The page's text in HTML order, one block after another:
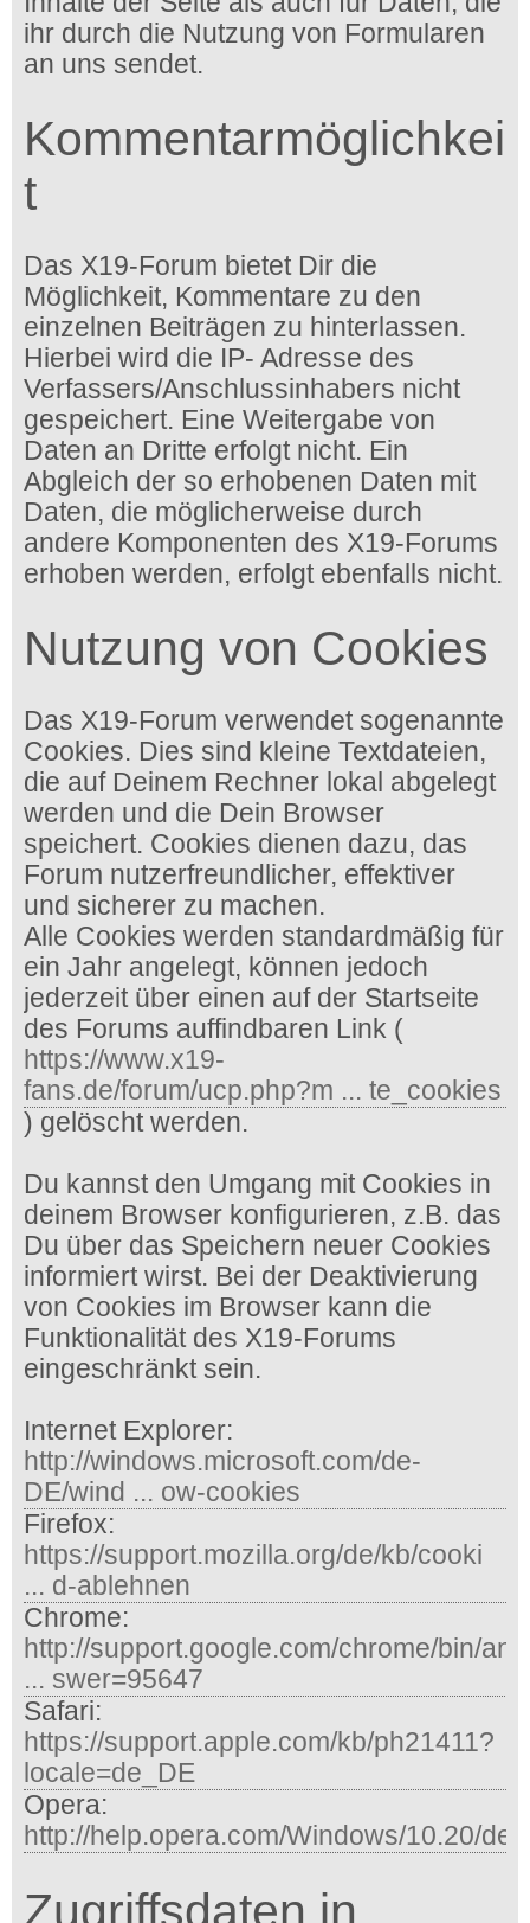
ihr durch die Nutzung von Formularen
an uns sendet.
Kommentarmöglichkei
t
Das X19-Forum bietet Dir die
Möglichkeit, Kommentare zu den
einzelnen Beiträgen zu hinterlassen.
Hierbei wird die IP- Adresse des
Verfassers/Anschlussinhabers nicht
gespeichert. Eine Weitergabe von
Daten an Dritte erfolgt nicht. Ein
Abgleich der so erhobenen Daten mit
Daten, die möglicherweise durch
andere Komponenten des X19-Forums
erhoben werden, erfolgt ebenfalls nicht.
Nutzung von Cookies
Das X19-Forum verwendet sogenannte
Cookies. Dies sind kleine Textdateien,
die auf Deinem Rechner lokal abgelegt
werden und die Dein Browser
speichert. Cookies dienen dazu, das
Forum nutzerfreundlicher, effektiver
und sicherer zu machen.
Alle Cookies werden standardmäßig für
ein Jahr angelegt, können jedoch
jederzeit über einen auf der Startseite
des Forums auffindbaren Link (
https://www.x19-
fans.de/forum/ucp.php?m ... te_cookies
) gelöscht werden.
Du kannst den Umgang mit Cookies in
deinem Browser konfigurieren, z.B. das
Du über das Speichern neuer Cookies
informiert wirst. Bei der Deaktivierung
von Cookies im Browser kann die
Funktionalität des X19-Forums
eingeschränkt sein.
Internet Explorer:
http://windows.microsoft.com/de-
DE/wind ... ow-cookies
Firefox:
https://support.mozilla.org/de/kb/cooki
... d-ablehnen
Chrome:
http://support.google.com/chrome/bin/an
... swer=95647
Safari:
https://support.apple.com/kb/ph21411?
locale=de_DE
Opera:
http://help.opera.com/Windows/10.20/de/
Zugriffsdaten in